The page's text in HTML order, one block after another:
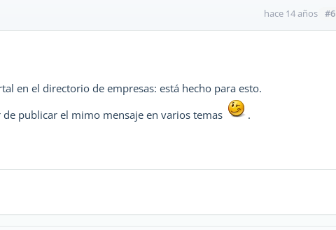
hace 14 años #6
en el directorio de empresas: está hecho para esto.
publicar el mimo mensaje en varios temas
.